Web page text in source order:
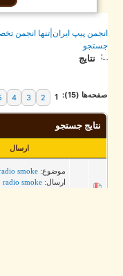
پيپ ايران|تنها انجمن تخصصي
نتایج
(15):
1
2
...
نتایج جستجو
موضوع:radio smoke
ارسال:radio smoke